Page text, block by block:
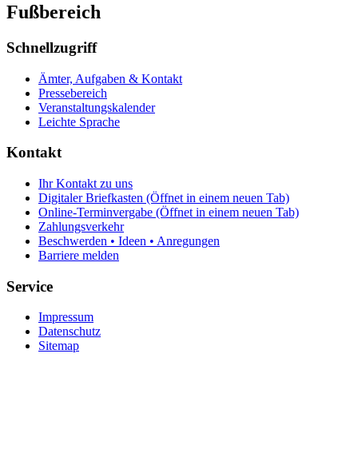
Fußbereich
Schnellzugriff
Ämter, Aufgaben & Kontakt
Pressebereich
Veranstaltungskalender
Leichte Sprache
Kontakt
Ihr Kontakt zu uns
Digitaler Briefkasten (Öffnet in einem neuen Tab)
Online-Terminvergabe (Öffnet in einem neuen Tab)
Zahlungsverkehr
Beschwerden • Ideen • Anregungen
Barriere melden
Service
Impressum
Datenschutz
Sitemap